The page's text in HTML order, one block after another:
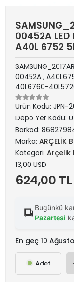
00452A LED
A40L 6752
00452A ,
40L6760-
Ürün Kodu: JPN-
Depo Yer Kodu:
Barkod:
Marka: ARÇELİK
Kategori: Arçelik
13,00 USD
624,00 TL
Bugünkü
Pazartesi
En geç 10
Adet